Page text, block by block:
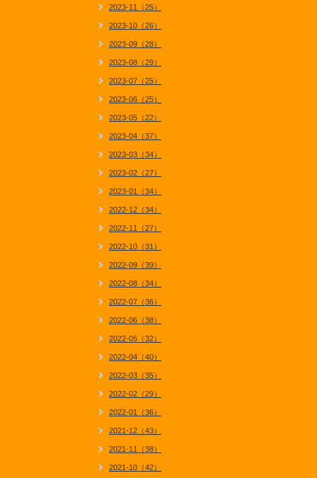
2023-11（25）
2023-10（26）
2023-09（28）
2023-08（29）
2023-07（25）
2023-06（25）
2023-05（22）
2023-04（37）
2023-03（34）
2023-02（27）
2023-01（34）
2022-12（34）
2022-11（27）
2022-10（31）
2022-09（39）
2022-08（34）
2022-07（36）
2022-06（38）
2022-05（32）
2022-04（40）
2022-03（35）
2022-02（29）
2022-01（36）
2021-12（43）
2021-11（38）
2021-10（42）